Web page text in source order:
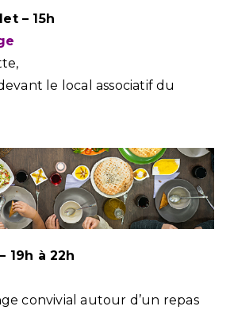
– 15h
le local associatif du
19h à 22h
convivial autour d’un repas